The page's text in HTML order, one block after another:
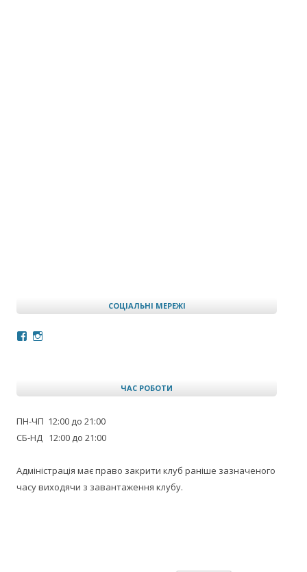
СОЦІАЛЬНІ МЕРЕЖІ
Facebook
Instagram
ЧАС РОБОТИ
ПН-ЧП 12:00 до 21:00
СБ-НД 12:00 до 21:00
Адміністрація має право закрити клуб раніше зазначеного
часу виходячи з завантаження клубу.